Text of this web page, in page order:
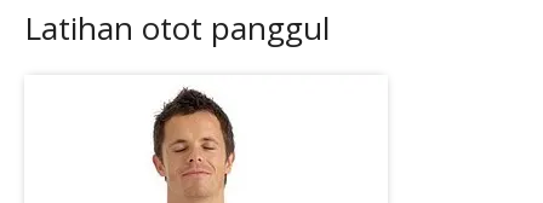
Latihan otot panggul